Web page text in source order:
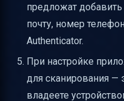
предложат
почту, номер
Authenticator.
При настройке
для сканирования —
владеете